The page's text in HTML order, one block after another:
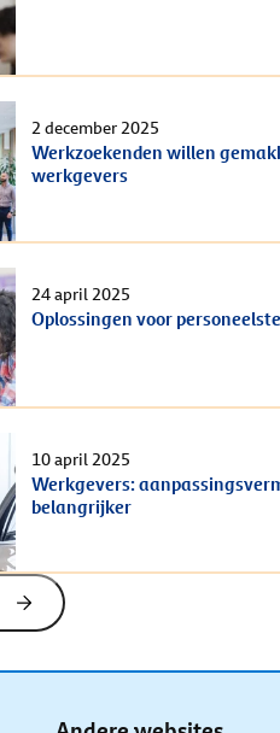
2 december 2025
Werkzoekenden willen
werkgevers
24 april 2025
Oplossingen voor
10 april 2025
Werkgevers:
belangrijker